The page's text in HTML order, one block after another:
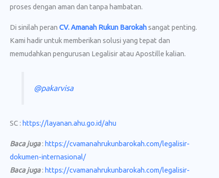
proses dengan aman dan tanpa hambatan.
Di sinilah peran CV. Amanah Rukun Barokahsangat penting.
Kami hadir untuk memberikan solusi yang tepat dan
memudahkan pengurusan Legalisir atau Apostille kalian.
@pakarvisa
SC : https://layanan.ahu.go.id/ahu
Baca juga: https://cvamanahrukunbarokah.com/legalisir-
dokumen-internasional/
Baca juga: https://cvamanahrukunbarokah.com/legalisir-